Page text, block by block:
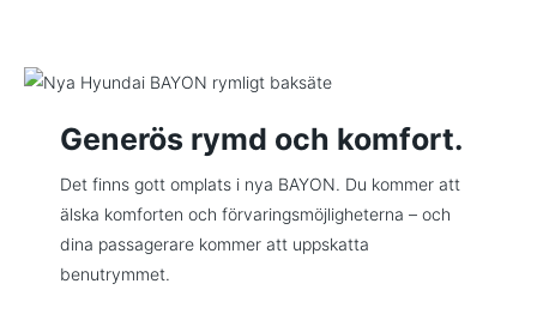
Generös rymd och komfort.
Det finns gott omplats i nya BAYON. Du kommer att
älska komforten och förvaringsmöjligheterna – och
dina passagerare kommer att uppskatta
benutrymmet.